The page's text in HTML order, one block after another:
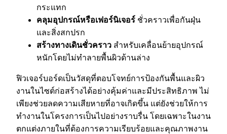
กระแทก
คลุมอุปกรณ์หรือเฟอร์นิเจอร์ ชั่วคราวเพื่อกันฝุ่น
และสิ่งสกปรก
สร้างทางเดินชั่วคราว สำหรับเคลื่อนย้ายอุปกรณ์
หนักโดยไม่ทำลายพื้นผิวด้านล่าง
ฟิวเจอร์บอร์ดเป็นวัสดุที่ตอบโจทย์การป้องกันพื้นและผิว
งานในไซต์ก่อสร้างได้อย่างคุ้มค่าและมีประสิทธิภาพ ไม่
เพียงช่วยลดความเสียหายที่อาจเกิดขึ้น แต่ยังช่วยให้การ
ทำงานในโครงการเป็นไปอย่างราบรื่น โดยเฉพาะในงาน
ตกแต่งภายในที่ต้องการความเรียบร้อยและคุณภาพงาน